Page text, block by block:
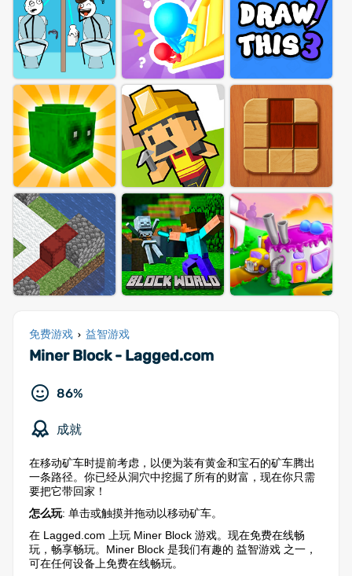
免费游戏 › 益智游戏
Miner Block - Lagged.com
86%
成就
在移动矿车时提前考虑，以便为装有黄金和宝石的矿车腾出
一条路径。你已经从洞穴中挖掘了所有的财富，现在你只需
要把它带回家！
怎么玩: 单击或触摸并拖动以移动矿车。
在 Lagged.com 上玩 Miner Block 游戏。现在免费在线畅
玩，畅享畅玩。Miner Block 是我们有趣的 益智游戏 之一，
可在任何设备上免费在线畅玩。